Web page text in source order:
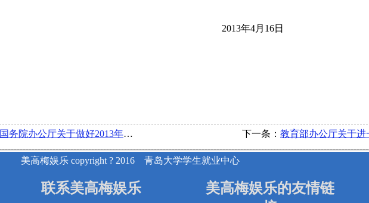
2013年4月16日
国务院办公厅关于做好2013年全国普通高等学校毕业生就业工作的通知 下一条： 教育部办公厅关于进一步做好高校毕业生
美高梅娱乐 copyright ? 2016 青岛大学学生就业中心
联系美高梅娱乐
美高梅娱乐的友情链